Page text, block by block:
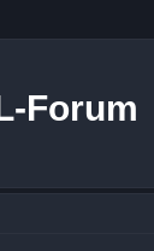
Forum